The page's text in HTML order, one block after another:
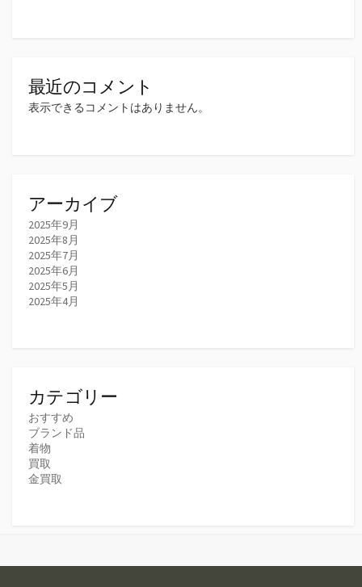
最近のコメント
表示できるコメントはありません。
アーカイブ
2025年9月
2025年8月
2025年7月
2025年6月
2025年5月
2025年4月
カテゴリー
おすすめ
ブランド品
着物
買取
金買取